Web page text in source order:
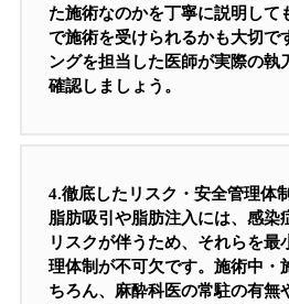
た施術なのかを丁寧に説明して
で施術を受けられるかも大切で
ングを担当した医師が実際の執
確認しましょう。
4.徹底したリスク・安全管理体制
脂肪吸引や脂肪注入には、感染
リスクが伴うため、それらを最
理体制が不可欠です。施術中・
ちろん、麻酔科医の常駐の有無